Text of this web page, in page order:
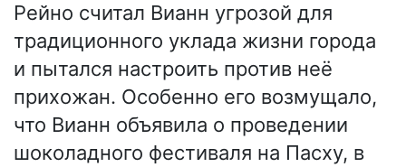
Рейно считал Вианн угрозой для
традиционного уклада жизни города
и пытался настроить против неё
прихожан. Особенно его возмущало,
что Вианн объявила о проведении
шоколадного фестиваля на Пасху, в